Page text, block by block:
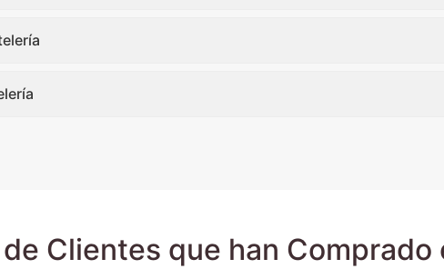
Clientes que han Comprado